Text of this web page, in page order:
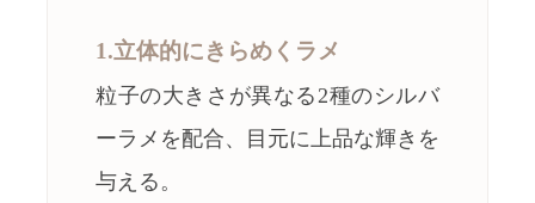
1.立体的にきらめくラメ
粒子の大きさが異なる2種のシルバ
ーラメを配合、目元に上品な輝きを
与える。